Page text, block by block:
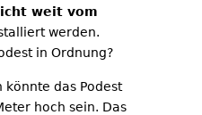
weit vom
werden.
in Ordnung?
könnte das Podest
hoch sein. Das